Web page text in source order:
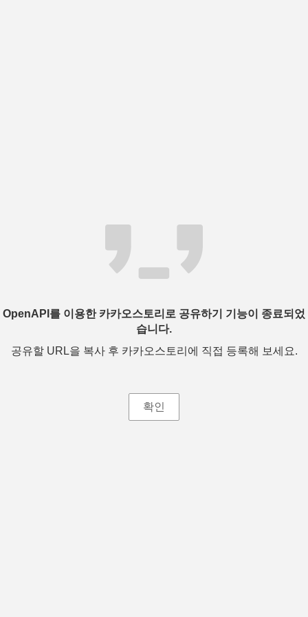
OpenAPI를 이용한 카카오스토리로 공유하기 기능이 종료되었
습니다.
공유할 URL을 복사 후 카카오스토리에 직접 등록해 보세요.
확인